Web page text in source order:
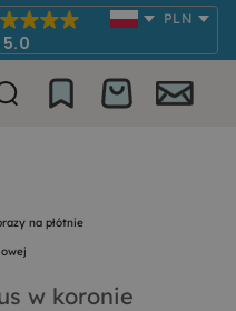
5.0
PLN
na płótnie
w koronie